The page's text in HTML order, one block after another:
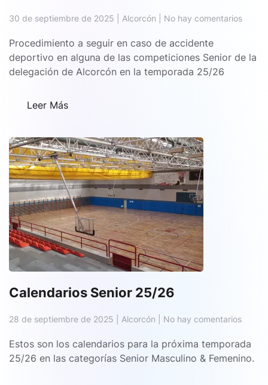
30 de septiembre de 2025 Alcorcón No hay comentariosen
25/26
Procedimiento a seguir en caso de accidente
deportivo en alguna de las competiciones Senior de la
delegación de Alcorcón en la temporada 25/26
Leer Más
Calendarios Senior 25/26
28 de septiembre de 2025 Alcorcón No hay comentariosen
Senior
Estos son los calendarios para la próxima temporada
25/26 en las categorías Senior Masculino & Femenino.